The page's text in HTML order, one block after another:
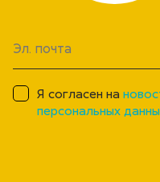
Я согласен на
персональных